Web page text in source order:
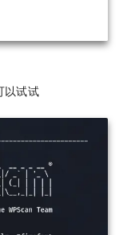
以试试